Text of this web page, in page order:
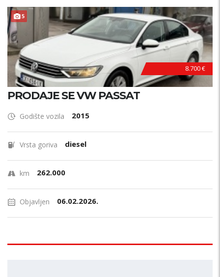
5
8.700 €
PRODAJE SE VW PASSAT
Godište vozila 2015
Vrsta goriva diesel
km 262.000
Objavljen 06.02.2026.